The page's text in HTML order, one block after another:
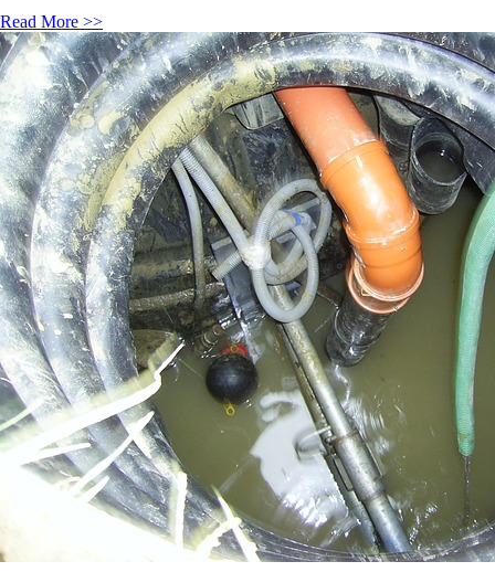
Read More >>